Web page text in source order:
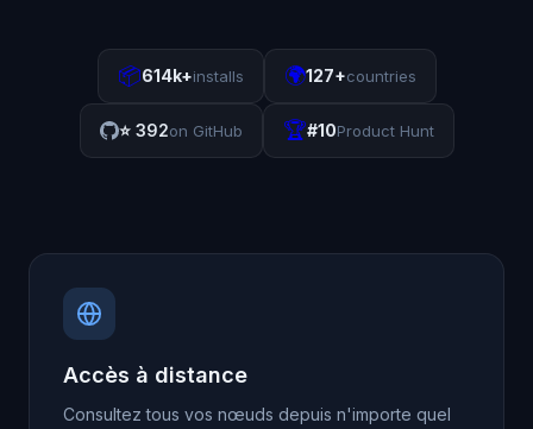
📦614k+installs 🌍127+countries
⭐ 392on GitHub 🏆#10Product Hunt
Accès à distance
Consultez tous vos nœuds depuis n'importe quel